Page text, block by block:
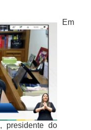
presidente do
Em